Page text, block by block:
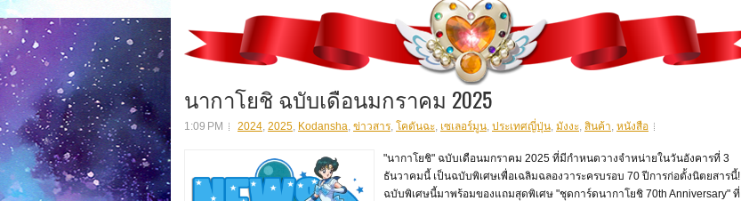
นากาโยชิ ฉบับเดือนมกราคม 2025
1:09 PM 2024, 2025, Kodansha, ข่าวสาร, โคดันฉะ, เซเลอร์มูน, ประเทศญี่ปุ่น, มังงะ, สินค้า, หนังสือ
"นากาโยชิ" ฉบับเดือนมกราคม 2025 ที่มีกำหนดวางจำหน่ายในวันอังคารที่ 3
ธันวาคมนี้ เป็นฉบับพิเศษเพื่อเฉลิมฉลองวาระครบรอบ 70 ปีการก่อตั้งนิตยสารนี้!
ฉบับพิเศษนี้มาพร้อมของแถมสุดพิเศษ "ชุดการ์ดนากาโยชิ 70th Anniversary" ที่